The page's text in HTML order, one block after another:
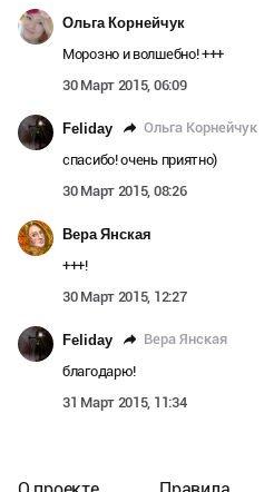
Ольга Корнейчук
Морозно и волшебно! +++
30 Март 2015, 06:09
Feliday Ольга Корнейчук
спасибо! очень приятно)
30 Март 2015, 08:26
Вера Янская
+++!
30 Март 2015, 12:27
Feliday Вера Янская
благодарю!
31 Март 2015, 11:34